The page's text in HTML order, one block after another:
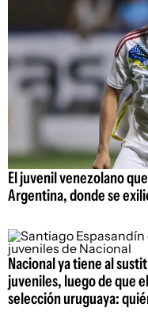
El juvenil venezolano
Argentina, donde se
Nacional ya tiene al
juveniles, luego de que
selección uruguaya: